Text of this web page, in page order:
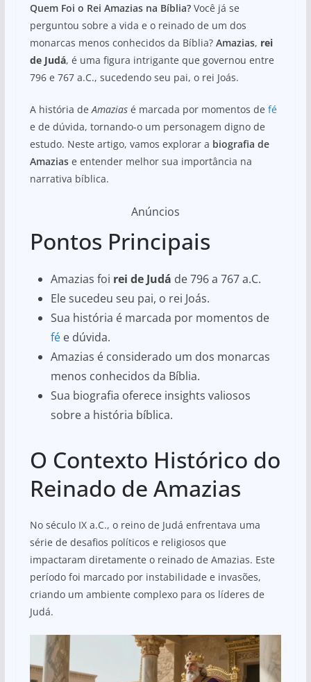
at
s
A
p
p
c
e
b
o
o
k
ar
e
Quem Foi o Rei Amazias na Bíblia?Você já se
perguntou sobre a vida e o reinado de um dos
monarcas menos conhecidos da Bíblia? Amazias, rei
de Judá, é uma figura intrigante que governou entre
796 e 767 a.C., sucedendo seu pai, o rei Joás.
A história de Amaziasé marcada por momentos de fé
e de dúvida, tornando-o um personagem digno de
estudo. Neste artigo, vamos explorar a biografia de
Amaziase entender melhor sua importância na
narrativa bíblica.
Anúncios
Pontos Principais
Amazias foi rei de Judá de 796 a 767 a.C.
Ele sucedeu seu pai, o rei Joás.
Sua história é marcada por momentos de
fée dúvida.
Amazias é considerado um dos monarcas
menos conhecidos da Bíblia.
Sua biografia oferece insights valiosos
sobre a história bíblica.
O Contexto Histórico do
Reinado de Amazias
No século IX a.C., o reino de Judá enfrentava uma
série de desafios políticos e religiosos que
impactaram diretamente o reinado de Amazias. Este
período foi marcado por instabilidade e invasões,
criando um ambiente complexo para os líderes de
Judá.